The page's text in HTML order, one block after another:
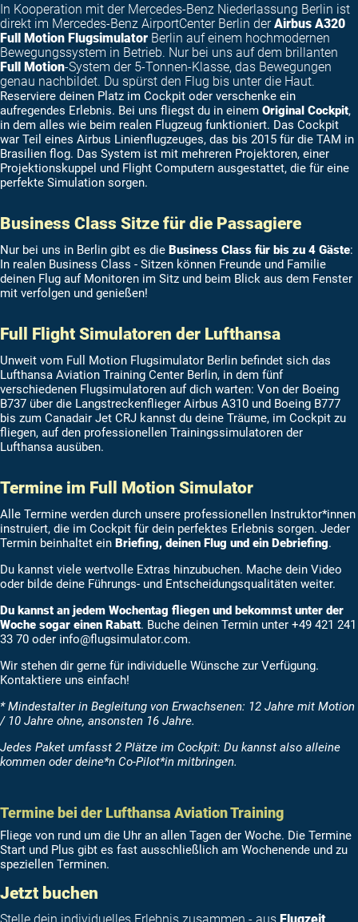
In Kooperation mit der Mercedes-Benz Niederlassung Berlin ist
direkt im Mercedes-Benz AirportCenter Berlin derAirbus A320
Full Motion Flugsimulator Berlin auf einem hochmodernen
Bewegungssystem in Betrieb. Nur bei uns auf dem brillanten
Full Motion-System der 5-Tonnen-Klasse, das Bewegungen
genau nachbildet. Du spürst den Flug bis unter die Haut.
Reserviere deinen Platz im Cockpit oder verschenke ein
aufregendes Erlebnis. Bei uns fliegst du in einem Original Cockpit,
in dem alles wie beim realen Flugzeug funktioniert. Das Cockpit
war Teil eines Airbus Linienflugzeuges, das bis 2015 für die TAM in
Brasilien flog. Das System ist mit mehreren Projektoren, einer
Projektionskuppel und Flight Computern ausgestattet, die für eine
perfekte Simulation sorgen.
Business Class Sitze für die Passagiere
Nur bei uns in Berlin gibt es die Business Class für bis zu 4 Gäste:
In realen Business Class - Sitzen können Freunde und Familie
deinen Flug auf Monitoren im Sitz und beim Blick aus dem Fenster
mit verfolgen und genießen!
Full Flight Simulatoren der Lufthansa
Unweit vom Full Motion Flugsimulator Berlin befindet sich das
Lufthansa Aviation Training Center Berlin, in dem fünf
verschiedenen Flugsimulatoren auf dich warten: Von der Boeing
B737 über die Langstreckenflieger Airbus A310 und Boeing B777
bis zum Canadair Jet CRJ kannst du deine Träume, im Cockpit zu
fliegen, auf den professionellen Trainingssimulatoren der
Lufthansa ausüben.
Termine im Full Motion Simulator
Alle Termine werden durch unsere professionellen Instruktor*innen
instruiert, die im Cockpit für dein perfektes Erlebnis sorgen. Jeder
Termin beinhaltet ein Briefing, deinen Flug und ein Debriefing.
Du kannst viele wertvolle Extras hinzubuchen. Mache dein Video
oder bilde deine Führungs- und Entscheidungsqualitäten weiter.
Du kannst an jedem Wochentag fliegen und bekommst unter der
Woche sogar einen Rabatt. Buche deinen Termin unter +49 421 241
33 70 oder info@flugsimulator.com.
Wir stehen dir gerne für individuelle Wünsche zur Verfügung.
Kontaktiere uns einfach!
* Mindestalter in Begleitung von Erwachsenen: 12 Jahre mit Motion
/ 10 Jahre ohne, ansonsten 16 Jahre.
Jedes Paket umfasst 2 Plätze im Cockpit: Du kannst also alleine
kommen oder deine*n Co-Pilot*in mitbringen.
Termine bei der Lufthansa Aviation Training
Fliege von rund um die Uhr an allen Tagen der Woche. Die Termine
Start und Plus gibt es fast ausschließlich am Wochenende und zu
speziellen Terminen.
Jetzt buchen